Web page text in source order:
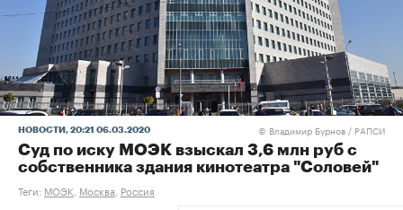
НОВОСТИ , 20:21 06.03.2020 © Владимир Бурнов / РАПСИ
Суд по иску МОЭК взыскал 3,6 млн руб с
собственника здания кинотеатра "Соловей"
Теги: МОЭК Москва Россия